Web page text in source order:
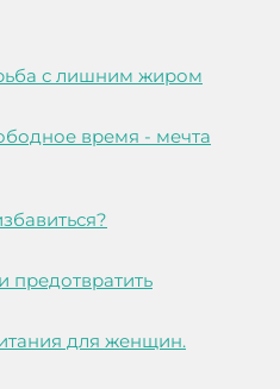
с лишним жиром
время - мечта
предотвратить
для женщин.